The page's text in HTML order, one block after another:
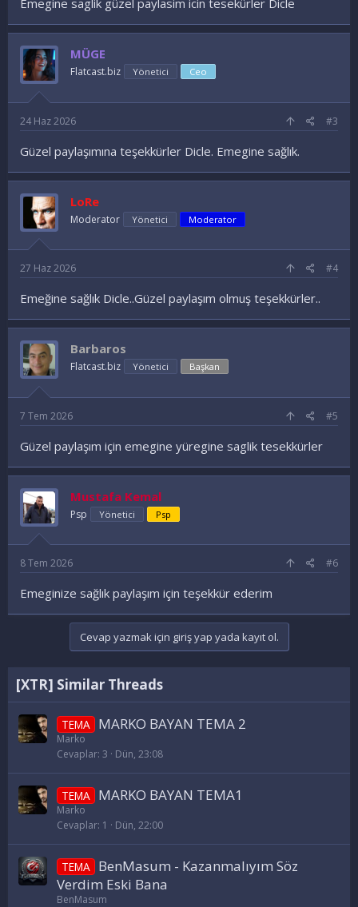
Emegine saglik güzel paylasim icin tesekürler Dicle
MÜGE
Flatcast.biz Yönetici Ceo
24 Haz 2026 #3
Güzel paylaşımına teşekkürler Dicle. Emegine sağlık.
LoRe
Moderator Yönetici Moderator
27 Haz 2026 #4
Emeğine sağlık Dicle..Güzel paylaşım olmuş teşekkürler..
Barbaros
Flatcast.biz Yönetici Başkan
7 Tem 2026 #5
Güzel paylaşım için emegine yüregine saglik tesekkürler
Mustafa Kemal
Psp Yönetici Psp
8 Tem 2026 #6
Emeginize sağlık paylaşım için teşekkür ederim
Cevap yazmak için giriş yap yada kayıt ol.
[XTR] Similar Threads
TEMA MARKO BAYAN TEMA 2
Marko
Cevaplar 3 Dün, 23:08
TEMA MARKO BAYAN TEMA1
Marko
Cevaplar 1 Dün, 22:00
TEMA BenMasum - Kazanmalıyım Söz
Verdim Eski Bana
BenMasum